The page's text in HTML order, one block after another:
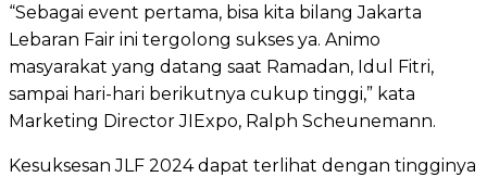
“Sebagai event pertama, bisa kita bilang Jakarta
Lebaran Fair ini tergolong sukses ya. Animo
masyarakat yang datang saat Ramadan, Idul Fitri,
sampai hari-hari berikutnya cukup tinggi,” kata
Marketing Director JIExpo, Ralph Scheunemann.
Kesuksesan JLF 2024 dapat terlihat dengan tingginya